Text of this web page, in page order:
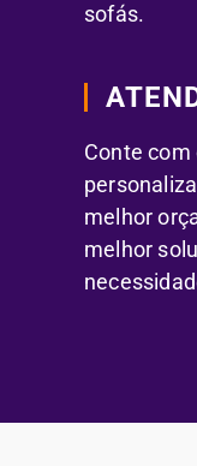
sofás.
Conte
melhor
melhor